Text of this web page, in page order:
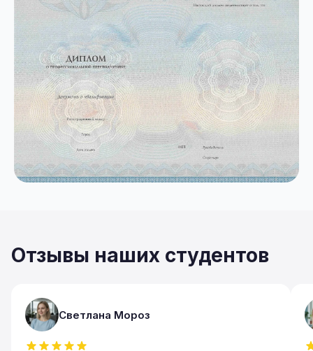
Отзывы наших студентов
Светлана Мороз